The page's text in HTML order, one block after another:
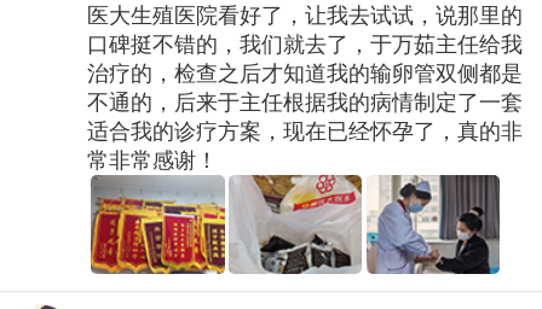
医大生殖医院看好了，让我去试试，说那里的
口碑挺不错的，我们就去了，于万茹主任给我
治疗的，检查之后才知道我的输卵管双侧都是
不通的，后来于主任根据我的病情制定了一套
适合我的诊疗方案，现在已经怀孕了，真的非
常非常感谢！